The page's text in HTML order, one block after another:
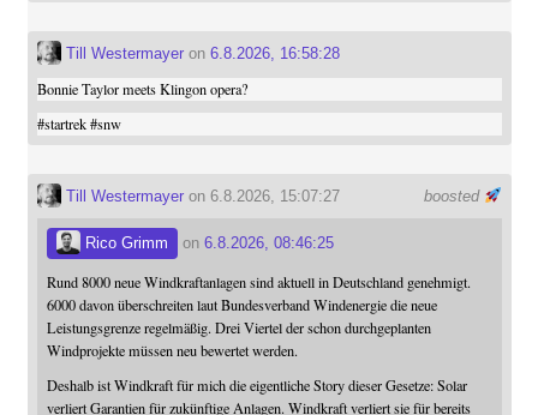
Till Westermayeron 6.8.2026, 16:58:28
Bonnie Taylor meets Klingon opera?
#startrek #snw
boosted
Till Westermayeron 6.8.2026, 15:07:27
Rico Grimm on 6.8.2026, 08:46:25
Rund 8000 neue Windkraftanlagen sind aktuell in Deutschland genehmigt.
6000 davon überschreiten laut Bundesverband Windenergie die neue
Leistungsgrenze regelmäßig. Drei Viertel der schon durchgeplanten
Windprojekte müssen neu bewertet werden.
Deshalb ist Windkraft für mich die eigentliche Story dieser Gesetze: Solar
verliert Garantien für zukünftige Anlagen. Windkraft verliert sie für bereits